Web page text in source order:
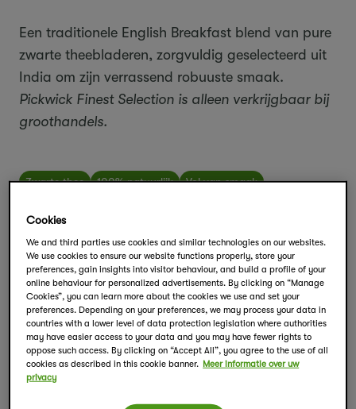
Een traditionele English Breakfast blend van pure
zwarte theebladeren, zorgvuldig geselecteerd uit
India om zijn verrassend robuuste smaak.
Pickwick Finest Selection is alleen verkrijgbaar bij
groothandels.
Zwarte thee 100% natuurlijk Vol van smaak
Wat zit er in deze thee?
Cookies
We and third parties use cookies and similar technologies on our websites.
We use cookies to ensure our website functions properly, store your
preferences, gain insights into visitor behaviour, and build a profile of your
online behaviour for personalized advertisements. By clicking on “Manage
Cookies”, you can learn more about the cookies we use and set your
preferences. Depending on your preferences, we may process your data in
countries with a lower level of data protection legislation where authorities
may have easier access to your data and you may have fewer rights to
oppose such access. By clicking on “Accept All”, you agree to the use of all
cookies as described in this cookie banner. Meer informatie over uw
privacy